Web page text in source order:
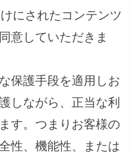
にされたコンテンツ
意していただきま
保護手段を適用しお
しながら、正当な利
す。つまりお客様の
性、機能性、または